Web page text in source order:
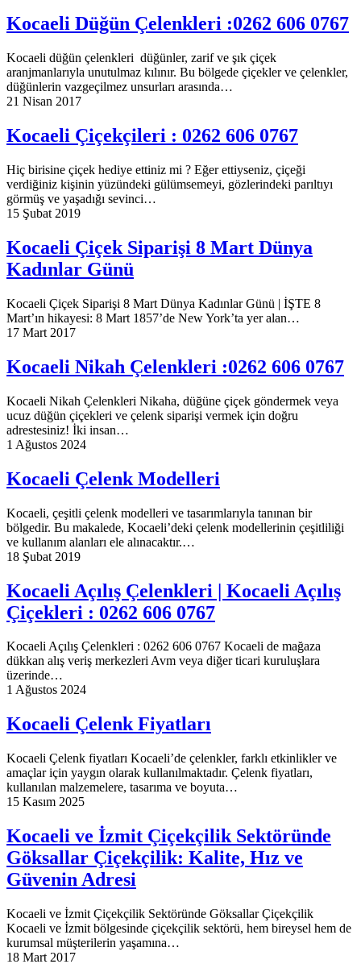
Kocaeli Düğün Çelenkleri :0262 606 0767
Kocaeli düğün çelenkleri düğünler, zarif ve şık çiçek
aranjmanlarıyla unutulmaz kılınır. Bu bölgede çiçekler ve çelenkler,
düğünlerin vazgeçilmez unsurları arasında…
21 Nisan 2017
Kocaeli Çiçekçileri : 0262 606 0767
Hiç birisine çiçek hediye ettiniz mi ? Eğer ettiyseniz, çiçeği
verdiğiniz kişinin yüzündeki gülümsemeyi, gözlerindeki parıltıyı
görmüş ve yaşadığı sevinci…
15 Şubat 2019
Kocaeli Çiçek Siparişi 8 Mart Dünya
Kadınlar Günü
Kocaeli Çiçek Siparişi 8 Mart Dünya Kadınlar Günü | İŞTE 8
Mart’ın hikayesi: 8 Mart 1857’de New York’ta yer alan…
17 Mart 2017
Kocaeli Nikah Çelenkleri :0262 606 0767
Kocaeli Nikah Çelenkleri Nikaha, düğüne çiçek göndermek veya
ucuz düğün çiçekleri ve çelenk siparişi vermek için doğru
adrestesiniz! İki insan…
1 Ağustos 2024
Kocaeli Çelenk Modelleri
Kocaeli, çeşitli çelenk modelleri ve tasarımlarıyla tanınan bir
bölgedir. Bu makalede, Kocaeli’deki çelenk modellerinin çeşitliliği
ve kullanım alanları ele alınacaktır.…
18 Şubat 2019
Kocaeli Açılış Çelenkleri | Kocaeli Açılış
Çiçekleri : 0262 606 0767
Kocaeli Açılış Çelenkleri : 0262 606 0767 Kocaeli de mağaza
dükkan alış veriş merkezleri Avm veya diğer ticari kuruluşlara
üzerinde…
1 Ağustos 2024
Kocaeli Çelenk Fiyatları
Kocaeli Çelenk fiyatları Kocaeli’de çelenkler, farklı etkinlikler ve
amaçlar için yaygın olarak kullanılmaktadır. Çelenk fiyatları,
kullanılan malzemelere, tasarıma ve boyuta…
15 Kasım 2025
Kocaeli ve İzmit Çiçekçilik Sektöründe
Göksallar Çiçekçilik: Kalite, Hız ve
Güvenin Adresi
Kocaeli ve İzmit Çiçekçilik Sektöründe Göksallar Çiçekçilik
Kocaeli ve İzmit bölgesinde çiçekçilik sektörü, hem bireysel hem de
kurumsal müşterilerin yaşamına…
18 Mart 2017